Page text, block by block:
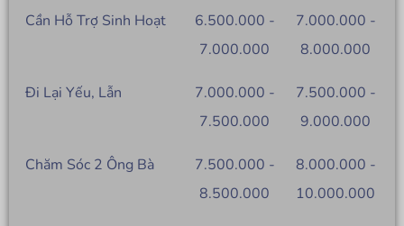
Cần Hỗ Trợ Sinh Hoạt
6.500.000 -
7.000.000
7.000.000 -
8.000.000
Đi Lại Yếu, Lẫn
7.000.000 -
7.500.000
7.500.000 -
9.000.000
Chăm Sóc 2 Ông Bà
7.500.000 -
8.500.000
8.000.000 -
10.000.000